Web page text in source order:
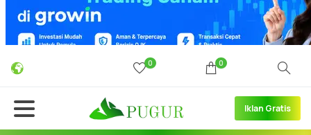
0 0
Iklan Gratis